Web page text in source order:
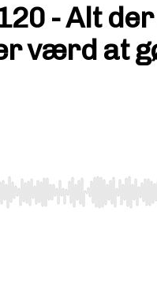
- Alt
værd at
to seek, Home/End